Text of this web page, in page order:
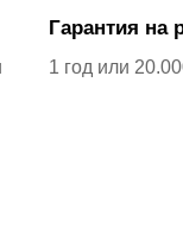
Гарантия на
1 год или